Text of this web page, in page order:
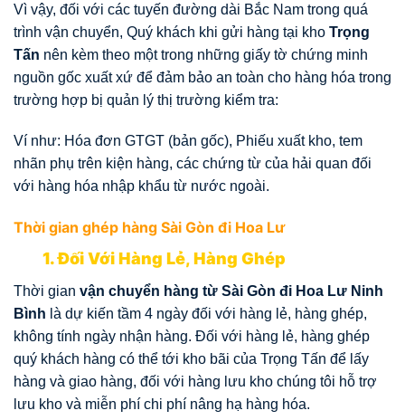
Vì vậy, đối với các tuyến đường dài Bắc Nam trong quá
trình vận chuyển, Quý khách khi gửi hàng tại kho Trọng
Tấn nên kèm theo một trong những giấy tờ chứng minh
nguồn gốc xuất xứ để đảm bảo an toàn cho hàng hóa trong
trường hợp bị quản lý thị trường kiểm tra:
Ví như: Hóa đơn GTGT (bản gốc), Phiếu xuất kho, tem
nhãn phụ trên kiện hàng, các chứng từ của hải quan đối
với hàng hóa nhập khẩu từ nước ngoài.
Thời gian ghép hàng Sài Gòn đi Hoa Lư
1. Đối Với Hàng Lẻ, Hàng Ghép
Thời gian vận chuyển hàng từ Sài Gòn đi Hoa Lư Ninh
Bình là dự kiến tầm 4 ngày đối với hàng lẻ, hàng ghép,
không tính ngày nhận hàng. Đối với hàng lẻ, hàng ghép
quý khách hàng có thể tới kho bãi của Trọng Tấn để lấy
hàng và giao hàng, đối với hàng lưu kho chúng tôi hỗ trợ
lưu kho và miễn phí chi phí nâng hạ hàng hóa.